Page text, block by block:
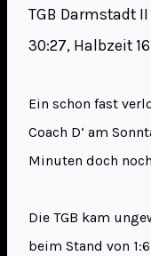
TGB Darmstadt
30:27, Halbzeit
Ein schon fast
Coach D‘ am
Minuten doch
Die TGB kam
beim Stand von